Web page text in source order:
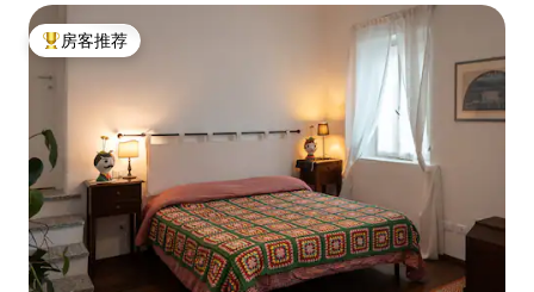
热门「房客推荐」
房客推荐